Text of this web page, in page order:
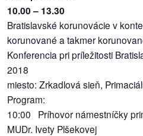
10.00 – 13.30​
Bratislavské korunovácie v
korunované a takmer
Konferencia pri príležitosti
2018
miesto: Zrkadlová sieň,
Program:
10:00 Príhovor námestníčky
MUDr. Ivety Plšekovej